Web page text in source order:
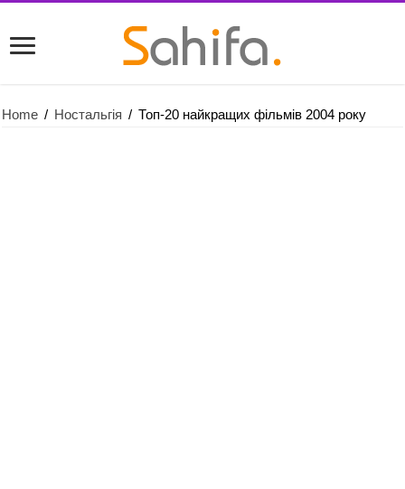
Home / Ностальгія / Топ-20 найкращих фільмів 2004 року